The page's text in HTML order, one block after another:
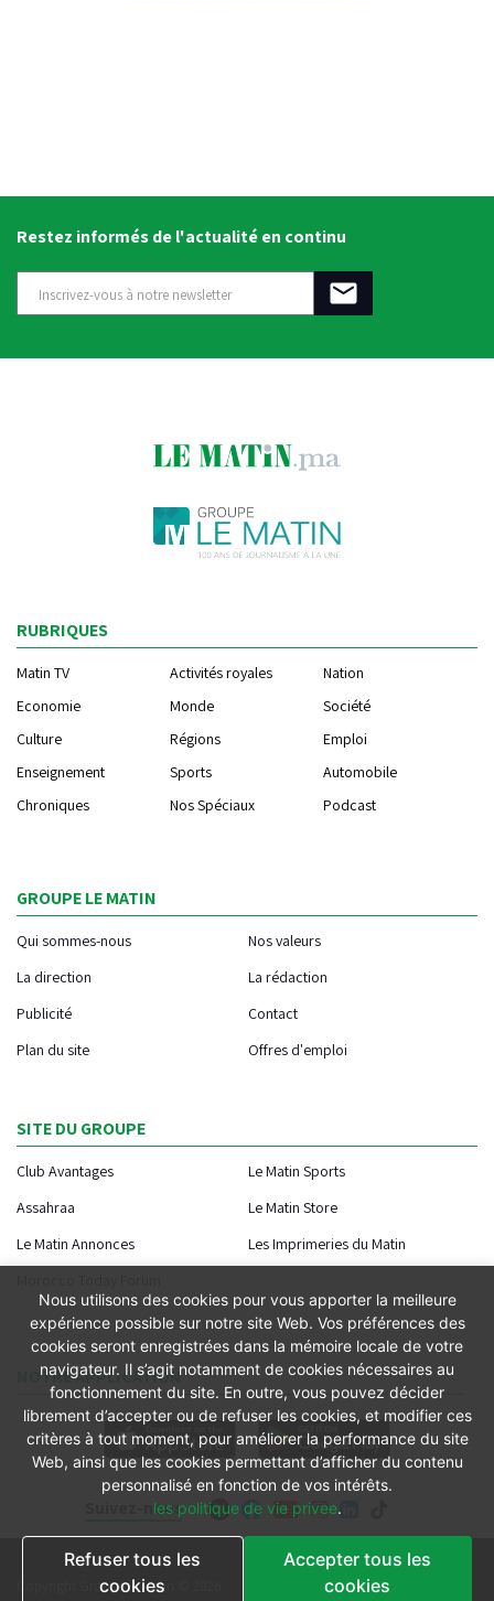
Restez informés de l'actualité en continu
Suivez-nous
RUBRIQUES
Matin TV Activités royales
Nation
Economie
Monde
Société
Culture
Régions
Emploi
Enseignement
Sports
Automobile
Chroniques
Nos Spéciaux Podcast
GROUPE LE MATIN
Qui sommes-nous
Nos valeurs
La direction
La rédaction
Publicité
Contact
Plan du site
Offres d'emploi
SITE DU GROUPE
Club Avantages
Le Matin Sports
Assahraa
Le Matin Store
Le Matin Annonces
Les Imprimeries du Matin
NOTRE APPLICATION
Copyright Groupe le Matin © 2026
Conditions générales
Nous utilisons des cookies pour vous apporter la meilleure
expérience possible sur notre site Web. Vos préférences des
cookies seront enregistrées dans la mémoire locale de votre
navigateur. Il s’agit notamment de cookies nécessaires au
fonctionnement du site. En outre, vous pouvez décider
librement d’accepter ou de refuser les cookies, et modifier ces
critères à tout moment, pour améliorer la performance du site
Web, ainsi que les cookies permettant d’afficher du contenu
personnalisé en fonction de vos intérêts.
les politique de vie privee.
Refuser tous les
cookies
Accepter tous les
cookies